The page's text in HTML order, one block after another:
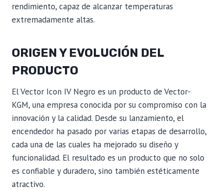
rendimiento, capaz de alcanzar temperaturas
extremadamente altas.
ORIGEN Y EVOLUCIÓN DEL
PRODUCTO
El Vector Icon IV Negro es un producto de Vector-
KGM, una empresa conocida por su compromiso con la
innovación y la calidad. Desde su lanzamiento, el
encendedor ha pasado por varias etapas de desarrollo,
cada una de las cuales ha mejorado su diseño y
funcionalidad. El resultado es un producto que no solo
es confiable y duradero, sino también estéticamente
atractivo.